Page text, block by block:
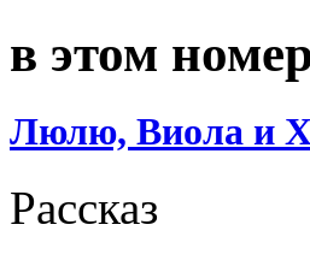
в этом
Люлю, Виола и
Рассказ